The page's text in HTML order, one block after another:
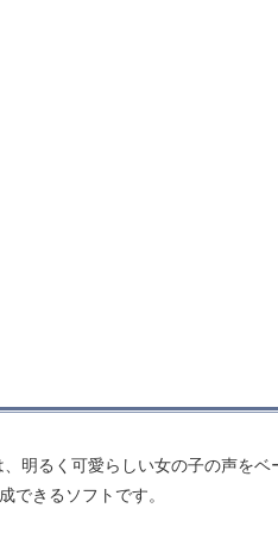
明るく可愛らしい女の子の声をベ
できるソフトです。